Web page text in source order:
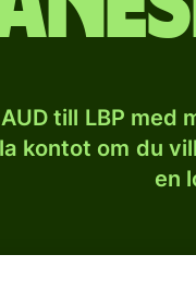
till LBP med
kontot om du
en